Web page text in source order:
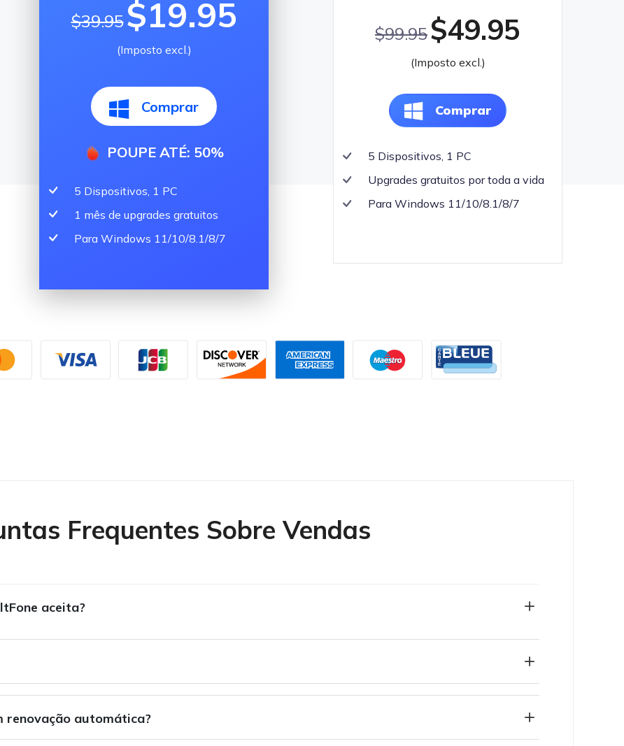
$39.95$19.95
(Imposto excl.)
Comprar
POUPE ATÉ: 50%
5 Dispositivos, 1 PC
1 mês de upgrades gratuitos
Para Windows 11/10/8.1/8/7
$99.95$49.95
(Imposto excl.)
Comprar
5 Dispositivos, 1 PC
Upgrades gratuitos por toda a vida
Para Windows 11/10/8.1/8/7
Frequentes Sobre Vendas
aceita?
renovação automática?